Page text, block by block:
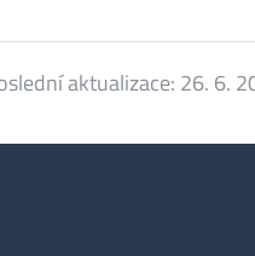
aktualizace: 26. 6.